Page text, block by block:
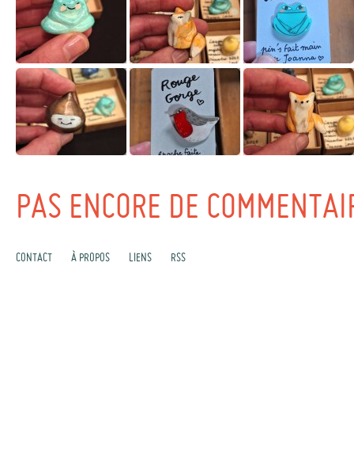
PAS ENCORE DE
CONTACT À PROPOS LIENS RSS